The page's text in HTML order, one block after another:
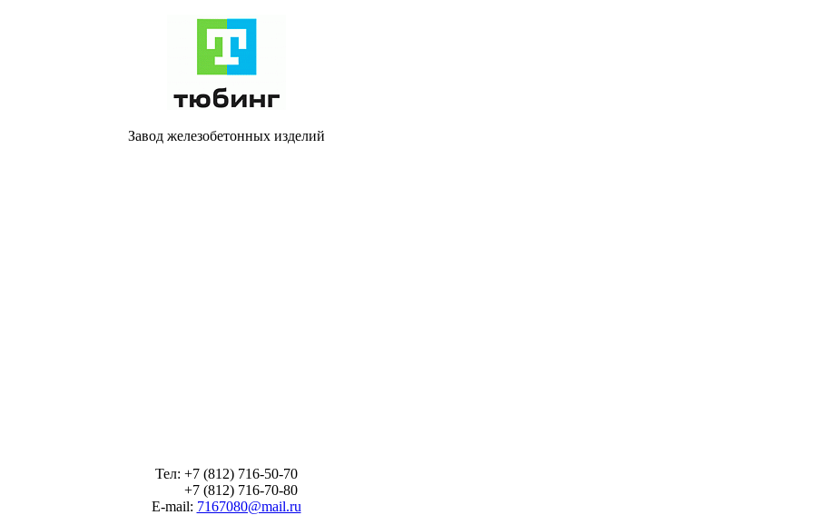
Завод железобетонных изделий
Тел: +7 (812) 716-50-70
+7 (812) 716-70-80
E-mail: 7167080@mail.ru